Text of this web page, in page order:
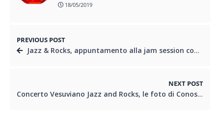
18/05/2019
PREVIOUS POST
Jazz & Rocks, appuntamento alla jam session con il Vesuvio
NEXT POST
Concerto Vesuviano Jazz and Rocks, le foto di Conosceregeologia